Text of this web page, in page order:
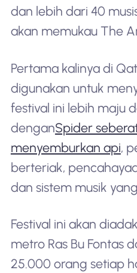
dan lebih dari 40
akan memukau The
Pertama kalinya di
digunakan untuk
festival ini lebih maju
denganSpider
menyemburkan api,
berteriak,
dan sistem musik
Festival ini akan
metro Ras Bu Fontas
25.000 orang setiap